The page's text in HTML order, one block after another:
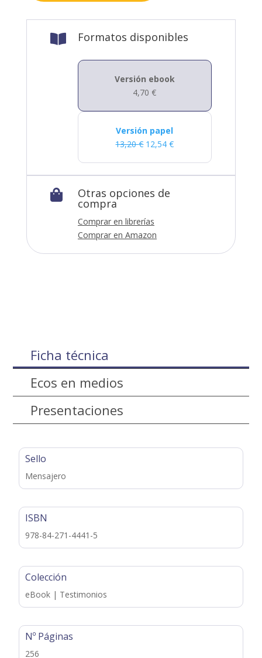
 Formatos disponibles
Versión ebook
4,70€
Versión papel
13,20€ 12,54€
 Otras opciones de
compra
Comprar en librerías
Comprar en Amazon
Ficha técnica
Ecos en medios
Presentaciones
Sello
Mensajero
ISBN
978-84-271-4441-5
Colección
eBook | Testimonios
Nº Páginas
256